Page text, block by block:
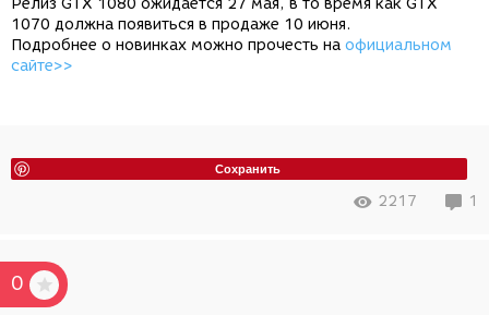
Релиз GTX 1080 ожидается 27 мая, в то время как GTX
1070 должна появиться в продаже 10 июня.
Подробнее о новинках можно прочесть на официальном
сайте>>
Сохранить
2217 1
0